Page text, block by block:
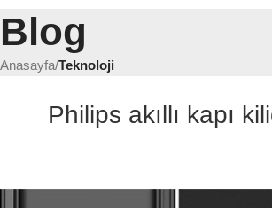
Blog
Anasayfa/Teknoloji
Philips akıllı kapı